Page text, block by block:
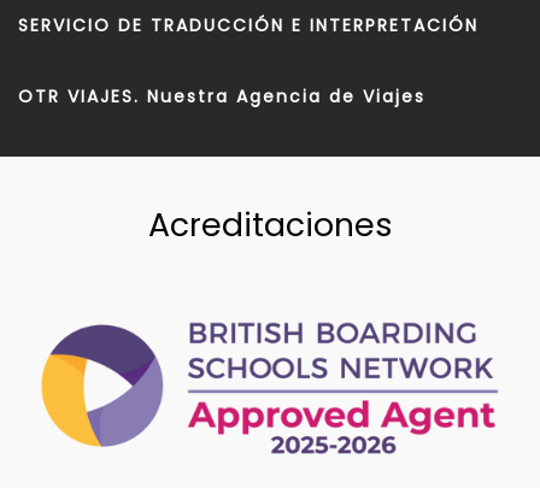
SERVICIO DE TRADUCCIÓN E INTERPRETACIÓN
OTR VIAJES. Nuestra Agencia de Viajes
Acreditaciones